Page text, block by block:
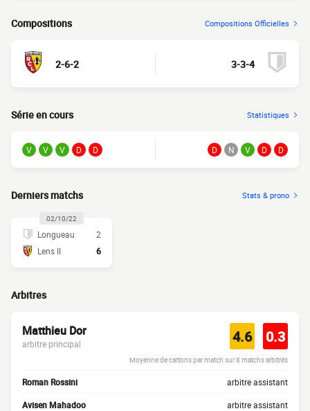
Compositions Compositions Officielles
2-6-2 3-3-4
Série en cours Statistiques
V V V D D D N V D D
Derniers matchs Stats & prono
02/10/22
Longueau
2
Lens II
6
Arbitres
Matthieu Dor
arbitre principal 4.6 0.3
Moyenne de cartons par match sur 8 matchs arbitrés
Roman Rossini arbitre assistant
Avisen Mahadoo arbitre assistant